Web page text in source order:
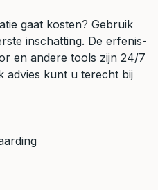
gaat kosten? Gebruik
inschatting. De erfenis-
en andere tools zijn 24/7
advies kunt u terecht bij